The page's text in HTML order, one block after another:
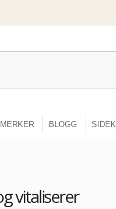
MERKER BLOGG
vitaliserer